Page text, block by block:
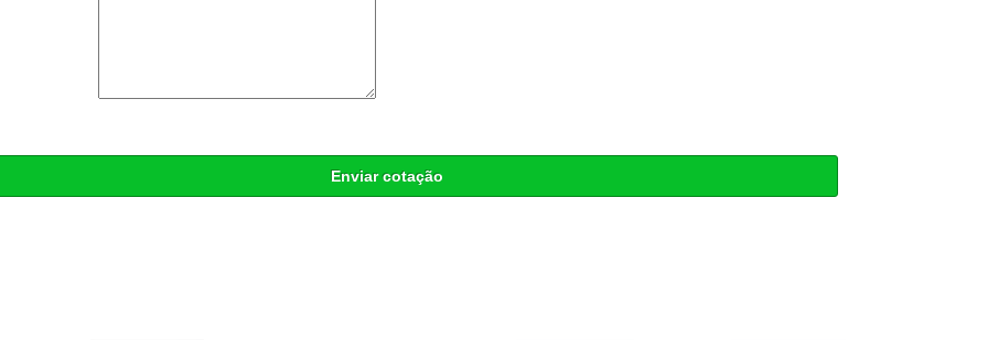
Enviar cotação